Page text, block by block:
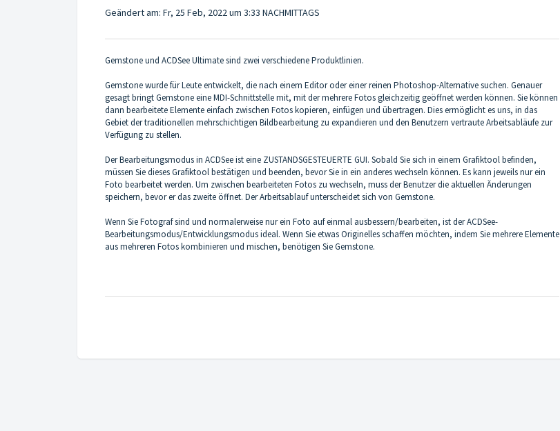
Geändert am: Fr, 25 Feb, 2022 um 3:33 NACHMITTAGS
Gemstone und ACDSee Ultimate sind zwei verschiedene Produktlinien.
Gemstone wurde für Leute entwickelt, die nach einem Editor oder einer reinen Photoshop-Alternative suchen. Genauer
gesagt bringt Gemstone eine MDI-Schnittstelle mit, mit der mehrere Fotos gleichzeitig geöffnet werden können. Sie können
dann bearbeitete Elemente einfach zwischen Fotos kopieren, einfügen und übertragen. Dies ermöglicht es uns, in das
Gebiet der traditionellen mehrschichtigen Bildbearbeitung zu expandieren und den Benutzern vertraute Arbeitsabläufe zur
Verfügung zu stellen.
Der Bearbeitungsmodus in ACDSee ist eine ZUSTANDSGESTEUERTE GUI. Sobald Sie sich in einem Grafiktool befinden,
müssen Sie dieses Grafiktool bestätigen und beenden, bevor Sie in ein anderes wechseln können. Es kann jeweils nur ein
Foto bearbeitet werden. Um zwischen bearbeiteten Fotos zu wechseln, muss der Benutzer die aktuellen Änderungen
speichern, bevor er das zweite öffnet. Der Arbeitsablauf unterscheidet sich von Gemstone.
Wenn Sie Fotograf sind und normalerweise nur ein Foto auf einmal ausbessern/bearbeiten, ist der ACDSee-
Bearbeitungsmodus/Entwicklungsmodus ideal. Wenn Sie etwas Originelles schaffen möchten, indem Sie mehrere Elemente
aus mehreren Fotos kombinieren und mischen, benötigen Sie Gemstone.